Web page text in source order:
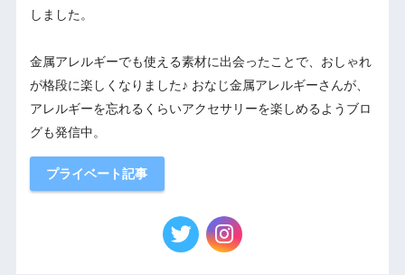
しました。
金属アレルギーでも使える素材に出会ったことで、おしゃれ
が格段に楽しくなりました♪ おなじ金属アレルギーさんが、
アレルギーを忘れるくらいアクセサリーを楽しめるようブロ
グも発信中。
プライベート記事